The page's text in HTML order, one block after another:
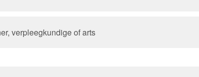
verpleegkundige of arts